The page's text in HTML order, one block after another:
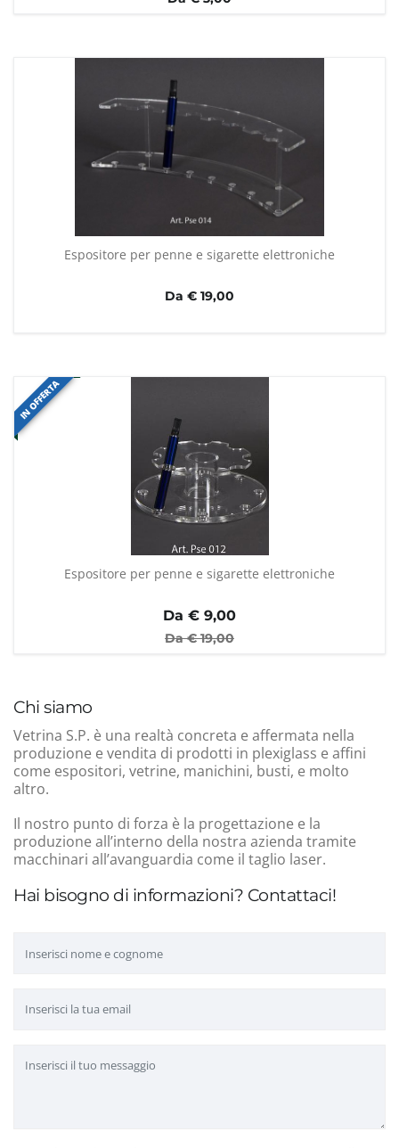
Hai bisogno di informazioni? Contattaci!
Chi siamo
Vetrina S.P. è una realtà concreta e affermata nella
produzione e vendita di prodotti in plexiglass e affini
come espositori, vetrine, manichini, busti, e molto
altro.
Il nostro punto di forza è la progettazione e la
produzione all’interno della nostra azienda tramite
macchinari all’avanguardia come il taglio laser.
Espositore per penne e sigarette elettroniche
Da € 19,00
IN OFFERTA
Espositore per penne e sigarette elettroniche
Da € 9,00
Da €19,00